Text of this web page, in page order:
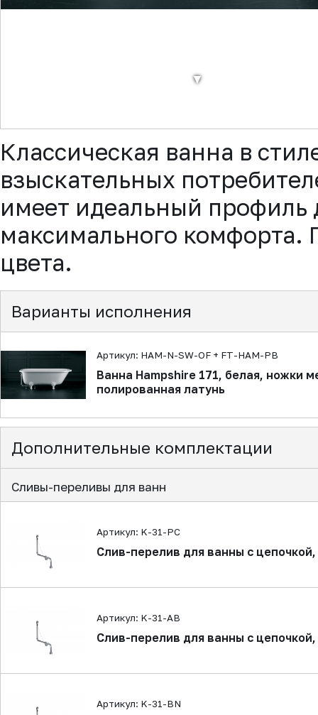
▼
Классическая ванна в
взыскательных
имеет идеальный профиль
максимального комфорта.
цвета.
Варианты исполнения
Артикул: HAM-N-SW-OF + FT-HAM-PB
Ванна Hampshire 171, белая, ножки
полированная латунь
Дополнительные комплектации
Сливы-переливы для ванн
Артикул: K-31-PC
Слив-перелив для ванны с
Артикул: K-31-AB
Слив-перелив для ванны с
Артикул: K-31-BN